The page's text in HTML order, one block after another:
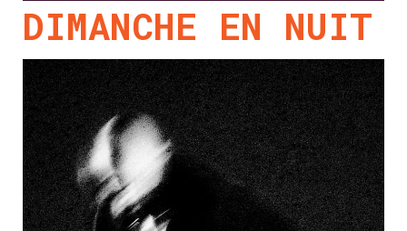
DIMANCHE EN NUIT